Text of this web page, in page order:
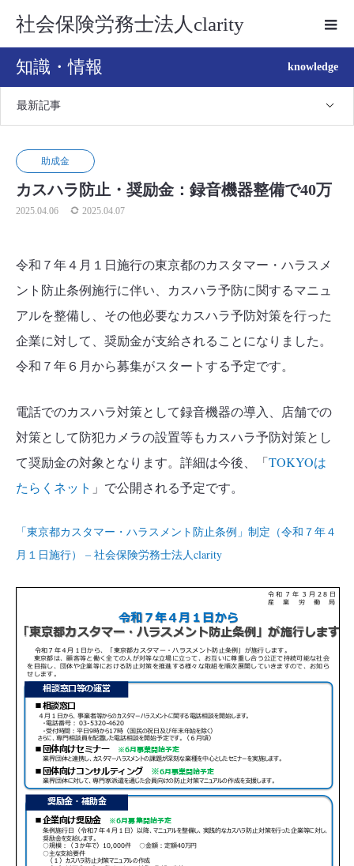
社会保険労務士法人clarity
知識・情報 knowledge
最新記事
助成金
カスハラ防止・奨励金：録音機器整備で40万
2025.04.06 2025.04.07
令和７年４月１日施行の東京都のカスタマー・ハラスメ
ント防止条例施行に伴い、カスハラ予防に関するマニュ
アルを整備し、その他必要なカスハラ予防対策を行った
企業に対して、奨励金が支給されることになりました。
令和７年６月から募集がスタートする予定です。
電話でのカスハラ対策として録音機器の導入、店舗での
対策として防犯カメラの設置等もカスハラ予防対策とし
て奨励金の対象となります。詳細は今後、「TOKYOは
たらくネット 」で公開される予定です。
「東京都カスタマー・ハラスメント防止条例」制定（令和７年４
月１日施行） – 社会保険労務士法人clarity